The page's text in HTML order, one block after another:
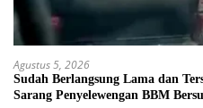
Agustus 5, 2026
Sudah Berlangsung Lama dan
Sarang Penyelewengan BBM